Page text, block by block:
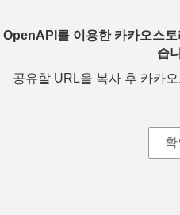
OpenAPI를 이용한 카카오스
습
공유할 URL을 복사 후 카카
확